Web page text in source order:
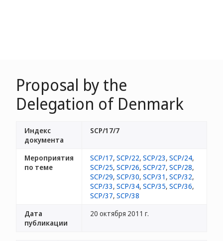
Proposal by the
Delegation of Denmark
Индекс
документа
SCP/17/7
Мероприятия
по теме
SCP/17, SCP/22, SCP/23, SCP/24,
SCP/25, SCP/26, SCP/27, SCP/28,
SCP/29, SCP/30, SCP/31 , SCP/32,
SCP/33, SCP/34, SCP/35, SCP/36,
SCP/37, SCP/38
Дата
публикации
20 октября 2011 г.